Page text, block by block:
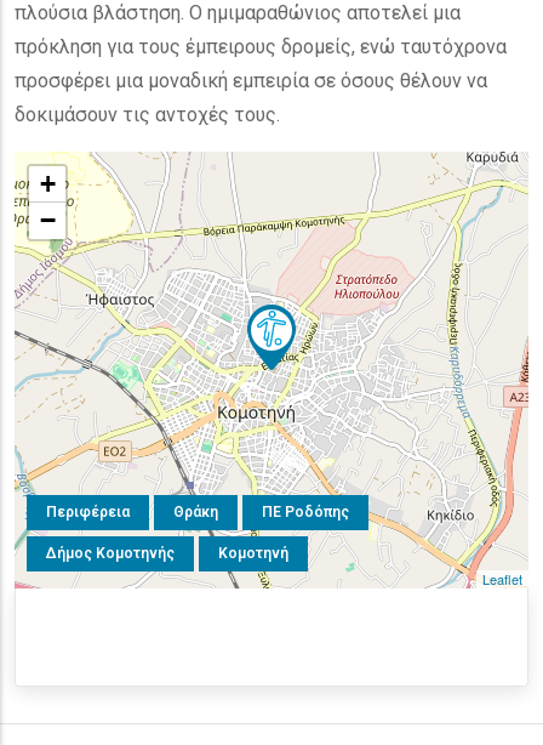
πλούσια βλάστηση. Ο ημιμαραθώνιος αποτελεί μια
πρόκληση για τους έμπειρους δρομείς, ενώ ταυτόχρονα
προσφέρει μια μοναδική εμπειρία σε όσους θέλουν να
δοκιμάσουν τις αντοχές τους.
Περιφέρεια Θράκη ΠΕ Ροδόπης
Δήμος Κομοτηνής Κομοτηνή
+
−
Leaflet